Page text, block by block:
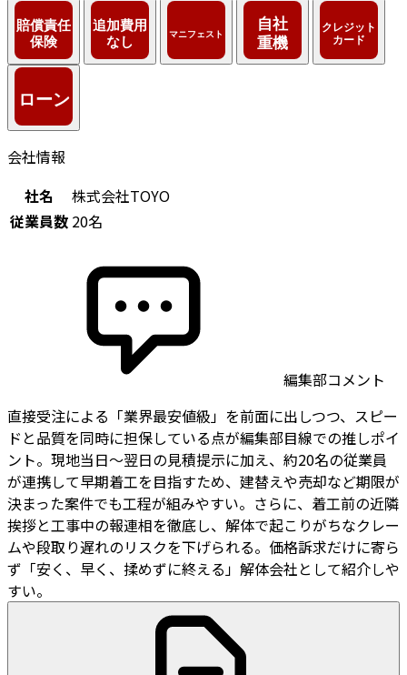
会社情報
社名
株式会社TOYO
従業員数 20名
編集部コメント
直接受注による「業界最安値級」を前面に出しつつ、スピー
ドと品質を同時に担保している点が編集部目線での推しポイ
ント。現地当日〜翌日の見積提示に加え、約20名の従業員
が連携して早期着工を目指すため、建替えや売却など期限が
決まった案件でも工程が組みやすい。さらに、着工前の近隣
挨拶と工事中の報連相を徹底し、解体で起こりがちなクレー
ムや段取り遅れのリスクを下げられる。価格訴求だけに寄ら
ず「安く、早く、揉めずに終える」解体会社として紹介しや
すい。